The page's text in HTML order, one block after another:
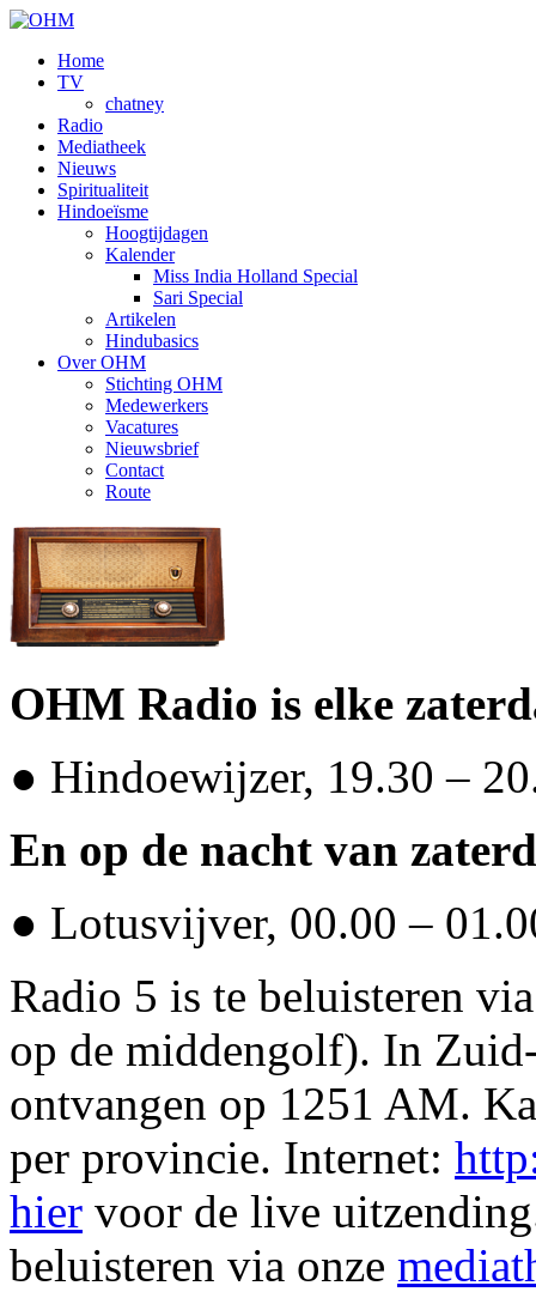
Home
TV
chatney
Radio
Mediatheek
Nieuws
Spiritualiteit
Hindoeïsme
Hoogtijdagen
Kalender
Miss India Holland Special
Sari Special
Artikelen
Hindubasics
Over OHM
Stichting OHM
Medewerkers
Vacatures
Nieuwsbrief
Contact
Route
OHM Radio is elke
● Hindoewijzer, 19.30 –
En op de nacht van
● Lotusvijver, 00.00 –
Radio 5 is te beluisteren
op de middengolf). In
ontvangen op 1251 AM.
per provincie. Internet:
hier voor de live
beluisteren via onze